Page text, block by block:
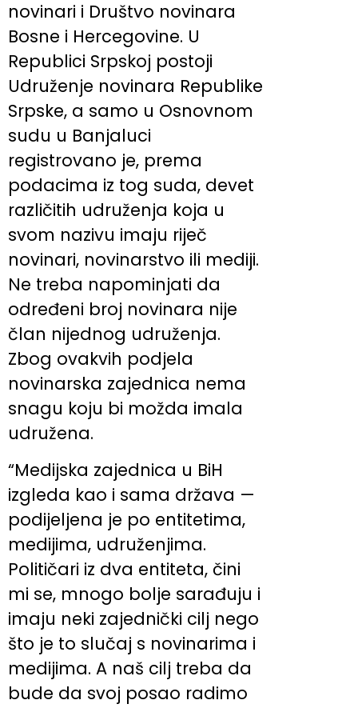
novinari i Društvo novinara
Bosne i Hercegovine. U
Republici Srpskoj postoji
Udruženje novinara Republike
Srpske, a samo u Osnovnom
sudu u Banjaluci
registrovano je, prema
podacima iz tog suda, devet
različitih udruženja koja u
svom nazivu imaju riječ
novinari, novinarstvo ili mediji.
Ne treba napominjati da
određeni broj novinara nije
član nijednog udruženja.
Zbog ovakvih podjela
novinarska zajednica nema
snagu koju bi možda imala
udružena.
“Medijska zajednica u BiH
izgleda kao i sama država —
podijeljena je po entitetima,
medijima, udruženjima.
Političari iz dva entiteta, čini
mi se, mnogo bolje sarađuju i
imaju neki zajednički cilj nego
što je to slučaj s novinarima i
medijima. A naš cilj treba da
bude da svoj posao radimo